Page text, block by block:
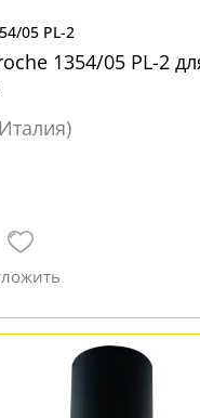
05 PL-2
1354/05 PL-2